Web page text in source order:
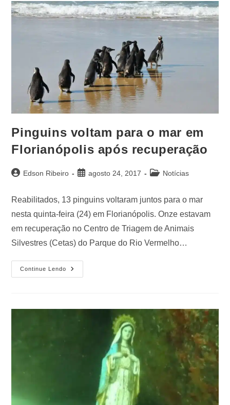
Pinguins voltam para o mar em
Florianópolis após recuperação
Edson Ribeiro agosto 24, 2017 Notícias
Reabilitados, 13 pinguins voltaram juntos para o mar
nesta quinta-feira (24) em Florianópolis. Onze estavam
em recuperação no Centro de Triagem de Animais
Silvestres (Cetas) do Parque do Rio Vermelho…
Continue Lendo